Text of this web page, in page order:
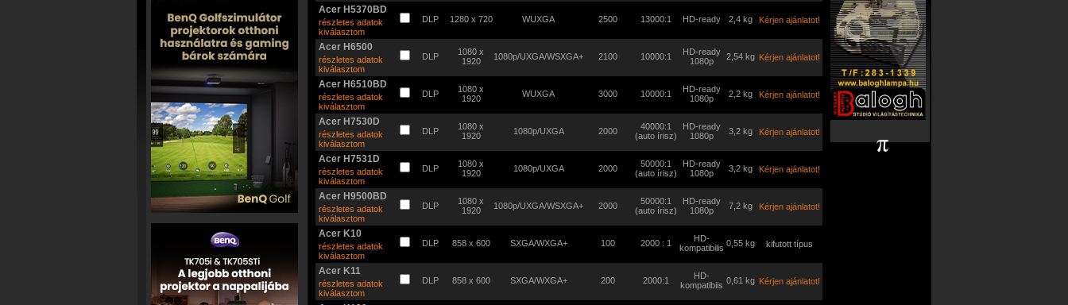
Acer H5370BD
részletes adatok
kiválasztom
DLP 1280 x 720 WUXGA 2500 13000:1 HD-ready 2,4 kg Kérjen ajánlatot!
Acer H6500
részletes adatok
kiválasztom
DLP
1080 x
1920
1080p/UXGA/WSXGA+ 2100 10000:1
HD-ready
1080p
2,54 kg Kérjen ajánlatot!
Acer H6510BD
részletes adatok
kiválasztom
DLP
1080 x
1920
WUXGA 3000 10000:1
HD-ready
1080p
2,2 kg Kérjen ajánlatot!
Acer H7530D
részletes adatok
kiválasztom
DLP
1080 x
1920
1080p/UXGA 2000
40000:1
(auto írisz)
HD-ready
1080p
3,2 kg Kérjen ajánlatot!
Acer H7531D
részletes adatok
kiválasztom
DLP
1080 x
1920
1080p/UXGA 2000
50000:1
(auto írisz)
HD-ready
1080p
3,2 kg Kérjen ajánlatot!
Acer H9500BD
részletes adatok
kiválasztom
DLP
1080 x
1920
1080p/UXGA/WSXGA+ 2000
50000:1
(auto írisz)
HD-ready
1080p
7,2 kg Kérjen ajánlatot!
Acer K10
részletes adatok
kiválasztom
DLP 858 x 600 SXGA/WXGA+ 100 2000 : 1
HD-
kompatibilis 0,55 kg kifutott típus
Acer K11
részletes adatok
kiválasztom
DLP 858 x 600 SXGA/WXGA+ 200 2000:1
HD-
kompatibiis 0,61 kg Kérjen ajánlatot!